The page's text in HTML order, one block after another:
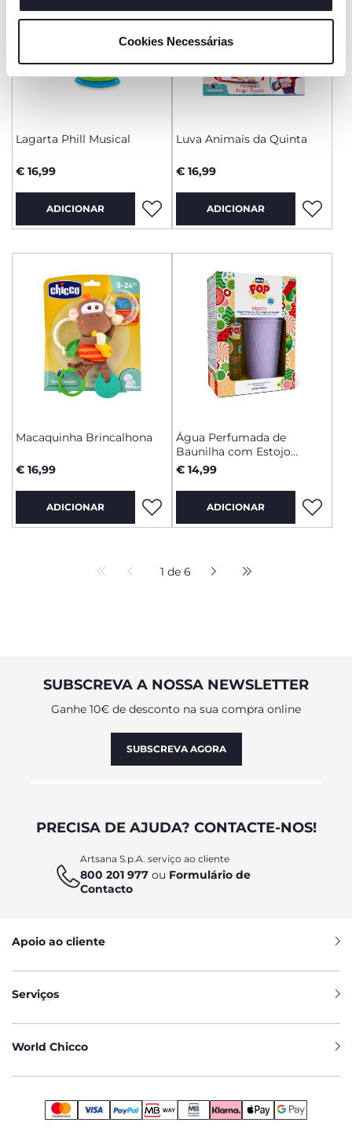
"mostrar detalhes". Ao fechar este aviso, está a
são necessários e essenciais para garantir o
funcionamento desta página.
Cookies Necessárias
Lagarta Phill Musical
€ 16,99
ADICIONAR
Luva Animais da Quinta
€ 16,99
ADICIONAR
Macaquinha Brincalhona
€ 16,99
ADICIONAR
Água Perfumada de
Baunilha com Estojo
Gelado
€ 14,99
ADICIONAR
1 de 6
SUBSCREVA A NOSSA NEWSLETTER
Ganhe 10€ de desconto na sua compra online
SUBSCREVA AGORA
PRECISA DE AJUDA? CONTACTE-NOS!
Artsana S.p.A. serviço ao cliente
800 201 977 ou Formulário de
Contacto
Apoio ao cliente
Serviços
World Chicco